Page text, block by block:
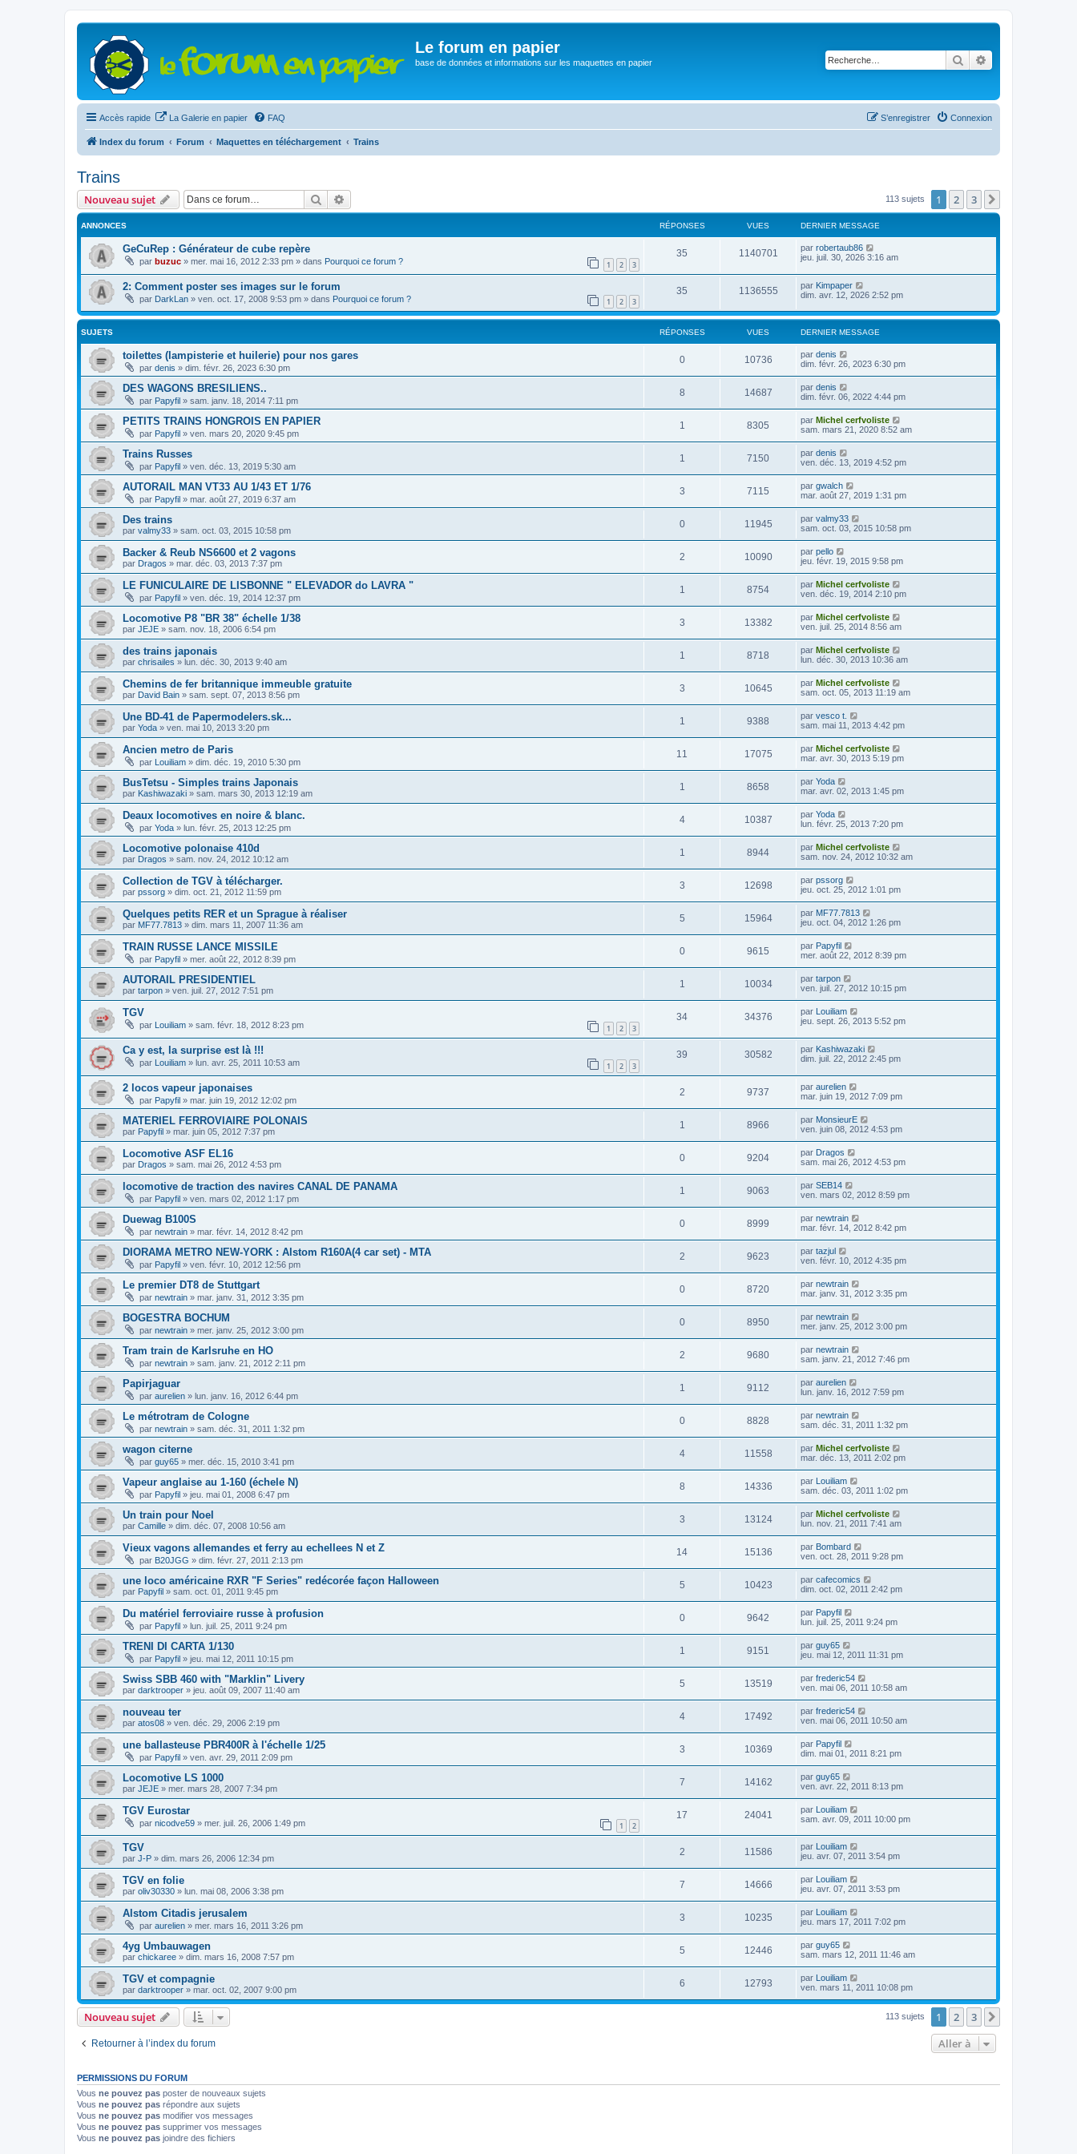
Le forum en papier
base de données et informations sur les maquettes en papier Rechercher
Accès rapide La Galerie en papier FAQ Connexion
S’enregistrer
Index du forum Forum Maquettes en téléchargement Trains
Trains
Nouveau sujet Rechercher 113 sujets 1 2 3
ANNONCES RÉPONSES VUES DERNIER MESSAGE
GeCuRep : Générateur de cube repère
par buzuc » mer. mai 16, 2012 2:33 pm » dans Pourquoi ce forum ? 1 2 3
35 1140701 par robertaub86
jeu. juil. 30, 2026 3:16 am
2: Comment poster ses images sur le forum
par DarkLan » ven. oct. 17, 2008 9:53 pm » dans Pourquoi ce forum ? 1 2 3
35 1136555 par Kimpaper
dim. avr. 12, 2026 2:52 pm
SUJETS RÉPONSES VUES DERNIER MESSAGE
toilettes (lampisterie et huilerie) pour nos gares
par denis » dim. févr. 26, 2023 6:30 pm
0 10736 par denis
dim. févr. 26, 2023 6:30 pm
DES WAGONS BRESILIENS..
par Papyfil » sam. janv. 18, 2014 7:11 pm
8 14687 par denis
dim. févr. 06, 2022 4:44 pm
PETITS TRAINS HONGROIS EN PAPIER
par Papyfil » ven. mars 20, 2020 9:45 pm
1 8305 par Michel cerfvoliste
sam. mars 21, 2020 8:52 am
Trains Russes
par Papyfil » ven. déc. 13, 2019 5:30 am
1 7150 par denis
ven. déc. 13, 2019 4:52 pm
AUTORAIL MAN VT33 AU 1/43 ET 1/76
par Papyfil » mar. août 27, 2019 6:37 am
3 7115 par gwalch
mar. août 27, 2019 1:31 pm
Des trains
par valmy33 » sam. oct. 03, 2015 10:58 pm
0 11945 par valmy33
sam. oct. 03, 2015 10:58 pm
Backer & Reub NS6600 et 2 vagons
par Dragos » mar. déc. 03, 2013 7:37 pm
2 10090 par pello
jeu. févr. 19, 2015 9:58 pm
LE FUNICULAIRE DE LISBONNE " ELEVADOR do LAVRA "
par Papyfil » ven. déc. 19, 2014 12:37 pm
1 8754 par Michel cerfvoliste
ven. déc. 19, 2014 2:10 pm
Locomotive P8 "BR 38" échelle 1/38
par JEJE » sam. nov. 18, 2006 6:54 pm
3 13382 par Michel cerfvoliste
ven. juil. 25, 2014 8:56 am
des trains japonais
par chrisailes » lun. déc. 30, 2013 9:40 am
1 8718 par Michel cerfvoliste
lun. déc. 30, 2013 10:36 am
Chemins de fer britannique immeuble gratuite
par David Bain » sam. sept. 07, 2013 8:56 pm
3 10645 par Michel cerfvoliste
sam. oct. 05, 2013 11:19 am
Une BD-41 de Papermodelers.sk...
par Yoda » ven. mai 10, 2013 3:20 pm
1 9388 par vesco t.
sam. mai 11, 2013 4:42 pm
Ancien metro de Paris
par Louiliam » dim. déc. 19, 2010 5:30 pm
11 17075 par Michel cerfvoliste
mar. avr. 30, 2013 5:19 pm
BusTetsu - Simples trains Japonais
par Kashiwazaki » sam. mars 30, 2013 12:19 am
1 8658 par Yoda
mar. avr. 02, 2013 1:45 pm
Deaux locomotives en noire & blanc.
par Yoda » lun. févr. 25, 2013 12:25 pm
4 10387 par Yoda
lun. févr. 25, 2013 7:20 pm
Locomotive polonaise 410d
par Dragos » sam. nov. 24, 2012 10:12 am
1 8944 par Michel cerfvoliste
sam. nov. 24, 2012 10:32 am
Collection de TGV à télécharger.
par pssorg » dim. oct. 21, 2012 11:59 pm
3 12698 par pssorg
jeu. oct. 25, 2012 1:01 pm
Quelques petits RER et un Sprague à réaliser
par MF77.7813 » dim. mars 11, 2007 11:36 am
5 15964 par MF77.7813
jeu. oct. 04, 2012 1:26 pm
TRAIN RUSSE LANCE MISSILE
par Papyfil » mer. août 22, 2012 8:39 pm
0 9615 par Papyfil
mer. août 22, 2012 8:39 pm
AUTORAIL PRESIDENTIEL
par tarpon » ven. juil. 27, 2012 7:51 pm
1 10034 par tarpon
ven. juil. 27, 2012 10:15 pm
TGV
par Louiliam » sam. févr. 18, 2012 8:23 pm 1 2 3
34 34376 par
Louiliam
jeu. sept. 26, 2013 5:52 pm
Ca y est, la surprise est là !!!
par Louiliam » lun. avr. 25, 2011 10:53 am 1 2 3
39 30582 par Kashiwazaki
dim. juil. 22, 2012 2:45 pm
2 locos vapeur japonaises
par Papyfil » mar. juin 19, 2012 12:02 pm
2 9737 par aurelien
mar. juin 19, 2012 7:09 pm
MATERIEL FERROVIAIRE POLONAIS
par Papyfil » mar. juin 05, 2012 7:37 pm
1 8966 par MonsieurE
ven. juin 08, 2012 4:53 pm
Locomotive ASF EL16
par Dragos » sam. mai 26, 2012 4:53 pm
0 9204 par Dragos
sam. mai 26, 2012 4:53 pm
locomotive de traction des navires CANAL DE PANAMA
par Papyfil » ven. mars 02, 2012 1:17 pm
1 9063 par SEB14
ven. mars 02, 2012 8:59 pm
Duewag B100S
par newtrain » mar. févr. 14, 2012 8:42 pm
0 8999 par newtrain
mar. févr. 14, 2012 8:42 pm
DIORAMA METRO NEW-YORK : Alstom R160A(4 car set) - MTA
par Papyfil » ven. févr. 10, 2012 12:56 pm
2 9623 par tazjul
ven. févr. 10, 2012 4:35 pm
Le premier DT8 de Stuttgart
par newtrain » mar. janv. 31, 2012 3:35 pm
0 8720 par newtrain
mar. janv. 31, 2012 3:35 pm
BOGESTRA BOCHUM
par newtrain » mer. janv. 25, 2012 3:00 pm
0 8950 par newtrain
mer. janv. 25, 2012 3:00 pm
Tram train de Karlsruhe en HO
par newtrain » sam. janv. 21, 2012 2:11 pm
2 9680 par newtrain
sam. janv. 21, 2012 7:46 pm
Papirjaguar
par aurelien » lun. janv. 16, 2012 6:44 pm
1 9112 par aurelien
lun. janv. 16, 2012 7:59 pm
Le métrotram de Cologne
par newtrain » sam. déc. 31, 2011 1:32 pm
0 8828 par newtrain
sam. déc. 31, 2011 1:32 pm
wagon citerne
par guy65 » mer. déc. 15, 2010 3:41 pm
4 11558 par Michel cerfvoliste
mar. déc. 13, 2011 2:02 pm
Vapeur anglaise au 1-160 (échele N)
par Papyfil » jeu. mai 01, 2008 6:47 pm
8 14336 par Louiliam
sam. déc. 03, 2011 1:02 pm
Un train pour Noel
par Camille » dim. déc. 07, 2008 10:56 am
3 13124 par Michel cerfvoliste
lun. nov. 21, 2011 7:41 am
Vieux vagons allemandes et ferry au echellees N et Z
par B20JGG » dim. févr. 27, 2011 2:13 pm
14 15136 par Bombard
ven. oct. 28, 2011 9:28 pm
une loco américaine RXR "F Series" redécorée façon Halloween
par Papyfil » sam. oct. 01, 2011 9:45 pm
5 10423 par cafecomics
dim. oct. 02, 2011 2:42 pm
Du matériel ferroviaire russe à profusion
par Papyfil » lun. juil. 25, 2011 9:24 pm
0 9642 par Papyfil
lun. juil. 25, 2011 9:24 pm
TRENI DI CARTA 1/130
par Papyfil » jeu. mai 12, 2011 10:15 pm
1 9151 par guy65
jeu. mai 12, 2011 11:31 pm
Swiss SBB 460 with "Marklin" Livery
par darktrooper » jeu. août 09, 2007 11:40 am
5 13519 par frederic54
ven. mai 06, 2011 10:58 am
nouveau ter
par atos08 » ven. déc. 29, 2006 2:19 pm
4 17492 par frederic54
ven. mai 06, 2011 10:50 am
une ballasteuse PBR400R à l'échelle 1/25
par Papyfil » ven. avr. 29, 2011 2:09 pm
3 10369 par Papyfil
dim. mai 01, 2011 8:21 pm
Locomotive LS 1000
par JEJE » mer. mars 28, 2007 7:34 pm
7 14162 par guy65
ven. avr. 22, 2011 8:13 pm
TGV Eurostar
par nicodve59 » mer. juil. 26, 2006 1:49 pm 1 2
17 24041 par Louiliam
sam. avr. 09, 2011 10:00 pm
TGV
par J-P » dim. mars 26, 2006 12:34 pm
2 11586 par
Louiliam
jeu. avr. 07, 2011 3:54 pm
TGV en folie
par oliv30330 » lun. mai 08, 2006 3:38 pm
7 14666 par
Louiliam
jeu. avr. 07, 2011 3:53 pm
Alstom Citadis jerusalem
par aurelien » mer. mars 16, 2011 3:26 pm
3 10235 par
Louiliam
jeu. mars 17, 2011 7:02 pm
4yg Umbauwagen
par chickaree » dim. mars 16, 2008 7:57 pm
5 12446 par guy65
sam. mars 12, 2011 11:46 am
TGV et compagnie
par darktrooper » mar. oct. 02, 2007 9:00 pm
6 12793 par
Louiliam
ven. mars 11, 2011 10:08 pm
Nouveau sujet 113 sujets 1 2 3
Retourner à l’index du forum Aller à
PERMISSIONS DU FORUM
Vous ne pouvez pas poster de nouveaux sujets
Vous ne pouvez pas répondre aux sujets
Vous ne pouvez pas modifier vos messages
Vous ne pouvez pas supprimer vos messages
Vous ne pouvez pas joindre des fichiers